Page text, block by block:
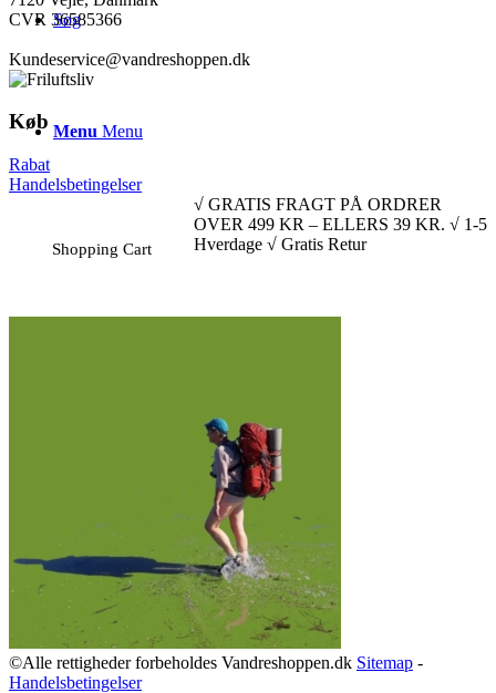
Søg
Menu Menu
Shopping Cart
CVR 36585366
Kundeservice@vandreshoppen.dk
Køb
Rabat
Handelsbetingelser
√ GRATIS FRAGT PÅ ORDRER
OVER 499 KR – ELLERS 39 KR. √ 1-5
Hverdage √ Gratis Retur
©Alle rettigheder forbeholdes Vandreshoppen.dk Sitemap -
Handelsbetingelser